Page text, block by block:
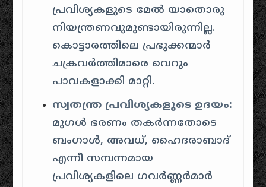
പ്രവിശ്യകളുടെ മേൽ യാതൊരു
നിയന്ത്രണവുമുണ്ടായിരുന്നില്ല.
കൊട്ടാരത്തിലെ പ്രഭുക്കന്മാർ
ചക്രവർത്തിമാരെ വെറും
പാവകളാക്കി മാറ്റി.
സ്വതന്ത്ര പ്രവിശ്യകളുടെ ഉദയം:
മുഗൾ ഭരണം തകർന്നതോടെ
ബംഗാൾ, അവധ്, ഹൈദരാബാദ്
എന്നീ സമ്പന്നമായ
പ്രവിശ്യകളിലെ ഗവർണ്ണർമാർ